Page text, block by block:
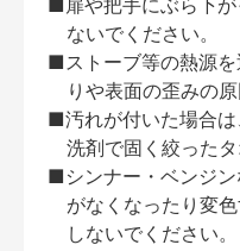
■扉や把手にぶら下
ないでください。
■ストーブ等の熱源
りや表面の歪みの原
■汚れが付いた場合
洗剤で固く絞ったタ
■シンナー・ベンジ
がなくなったり変
しないでください。